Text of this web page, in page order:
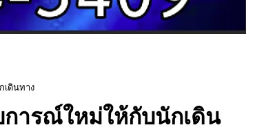
เดินทาง
การณ์ใหม่ให้กับนักเดิน